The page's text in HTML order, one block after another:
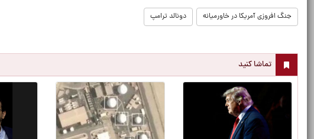
جنگ افروزی آمریکا در خاورمیانه دونالد ترامپ
تماشا کنید